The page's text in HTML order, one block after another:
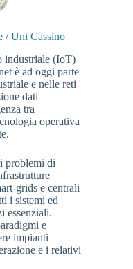
/ Uni Cassino
industriale (IoT)
è ad oggi parte
e nelle reti
dati
tra
operativa
problemi di
grids e centrali
i sistemi ed
essenziali.
e
impianti
e i relativi